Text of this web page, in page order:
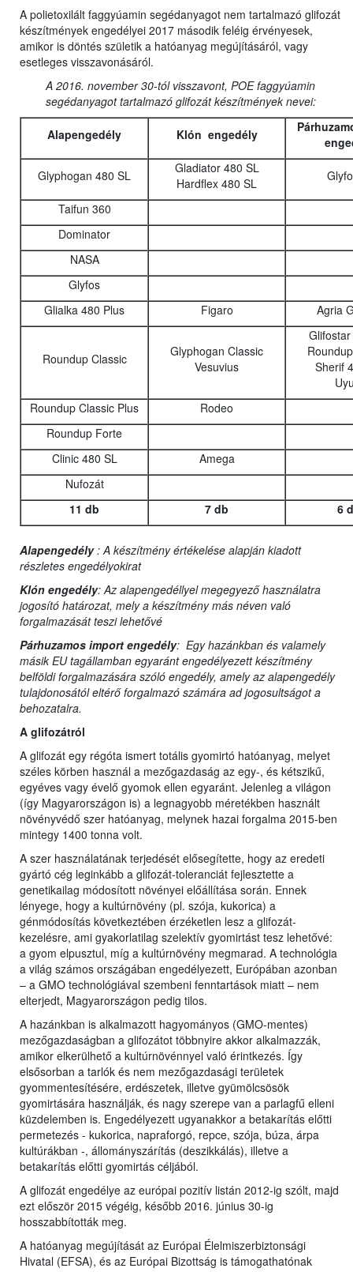
A polietoxilált faggyúamin segédanyagot nem tartalmazó glifozát
készítmények engedélyei 2017 második feléig érvényesek,
amikor is döntés születik a hatóanyag megújításáról, vagy
esetleges visszavonásáról.
A 2016. november 30-tól visszavont, POE faggyúamin
segédanyagot tartalmazó glifozát készítmények nevei:
Alapengedély Klón engedély
Glyphogan 480 SL
Gladiator 480 SL
Hardflex 480 SL
Taifun 360
Dominator
NASA
Glyfos
Glialka 480 Plus
Figaro Agria
Roundup Classic
Glyphogan Classic
Vesuvius
Sherif
Roundup Classic Plus
Rodeo
Roundup Forte
Clinic 480 SL
Amega
Nufozát
11 db
7 db 6
Alapengedély: A készítmény értékelése alapján kiadott
részletes engedélyokirat
Klón engedély: Az alapengedéllyel megegyező használatra
jogosító határozat, mely a készítmény más néven való
forgalmazását teszi lehetővé
Párhuzamos import engedély: Egy hazánkban és valamely
másik EU tagállamban egyaránt engedélyezett készítmény
belföldi forgalmazására szóló engedély, amely az alapengedély
tulajdonosától eltérő forgalmazó számára ad jogosultságot a
behozatalra.
A glifozátról
A glifozát egy régóta ismert totális gyomirtó hatóanyag, melyet
széles körben használ a mezőgazdaság az egy-, és kétszikű,
egyéves vagy évelő gyomok ellen egyaránt. Jelenleg a világon
(így Magyarországon is) a legnagyobb méretékben használt
növényvédő szer hatóanyag, melynek hazai forgalma 2015-ben
mintegy 1400 tonna volt.
A szer használatának terjedését elősegítette, hogy az eredeti
gyártó cég leginkább a glifozát-toleranciát fejlesztette a
genetikailag módosított növényei előállítása során. Ennek
lényege, hogy a kultúrnövény (pl. szója, kukorica) a
génmódosítás következtében érzéketlen lesz a glifozát-
kezelésre, ami gyakorlatilag szelektív gyomirtást tesz lehetővé:
a gyom elpusztul, míg a kultúrnövény megmarad. A technológia
a világ számos országában engedélyezett, Európában azonban
– a GMO technológiával szembeni fenntartások miatt – nem
elterjedt, Magyarországon pedig tilos.
A hazánkban is alkalmazott hagyományos (GMO-mentes)
mezőgazdaságban a glifozátot többnyire akkor alkalmazzák,
amikor elkerülhető a kultúrnövénnyel való érintkezés. Így
elsősorban a tarlók és nem mezőgazdasági területek
gyommentesítésére, erdészetek, illetve gyümölcsösök
gyomirtására használják, és nagy szerepe van a parlagfű elleni
küzdelemben is. Engedélyezett ugyanakkor a betakarítás előtti
permetezés - kukorica, napraforgó, repce, szója, búza, árpa
kultúrákban -, állományszárítás (deszikkálás), illetve a
betakarítás előtti gyomirtás céljából.
A glifozát engedélye az európai pozitív listán 2012-ig szólt, majd
ezt először 2015 végéig, később 2016. június 30-ig
hosszabbították meg.
A hatóanyag megújítását az Európai Élelmiszerbiztonsági
Hivatal (EFSA), és az Európai Bizottság is támogathatónak